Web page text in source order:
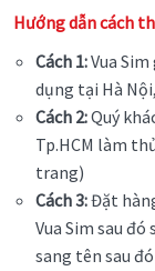
Hướng dẫn cách
Cách 1:Vua
dụng tại Hà
Cách 2:Quý
Tp.HCM làm
trang)
Cách 3:Đặt
Vua Sim sau
sang tên sau